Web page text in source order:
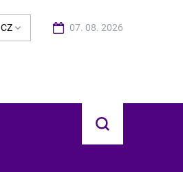
CZ 07. 08. 2026